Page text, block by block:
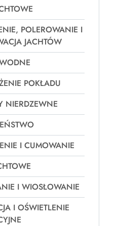
POLEROWANIE I
JACHTÓW
POKŁADU
NIERDZEWNE
I CUMOWANIE
I WIOSŁOWANIE
I OŚWIETLENIE